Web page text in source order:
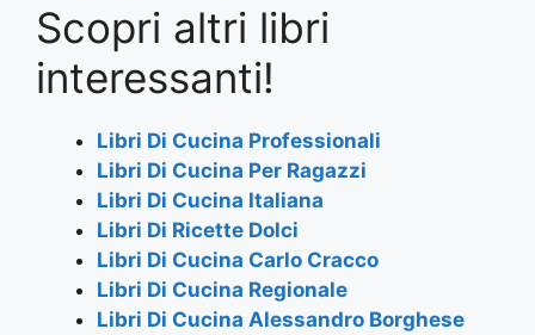
c
e
b
o
o
k
itt
er
at
s
A
p
p
e
gr
a
m
ai
l
ar
Scopri altri libri
interessanti!
Libri Di Cucina Professionali
Libri Di Cucina Per Ragazzi
Libri Di Cucina Italiana
Libri Di Ricette Dolci
Libri Di Cucina Carlo Cracco
Libri Di Cucina Regionale
Libri Di Cucina Alessandro Borghese